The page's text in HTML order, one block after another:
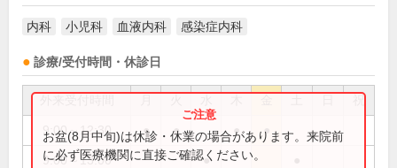
内科 小児科 血液内科 感染症内科
診療/受付時間・休診日
祝
9:00～12:30 ● ● ● ●
9:00～13:00 ●
お盆(8月中旬)は休診・休業の場合があります。来院前
に必ず医療機関に直接ご確認ください。